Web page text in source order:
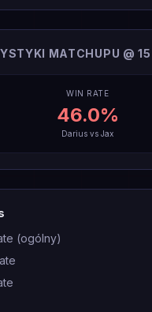
MATCHUPU @
WIN RATE
46.0%
Darius vs Jax
(ogólny)